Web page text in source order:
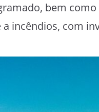
bem
incêndios, com